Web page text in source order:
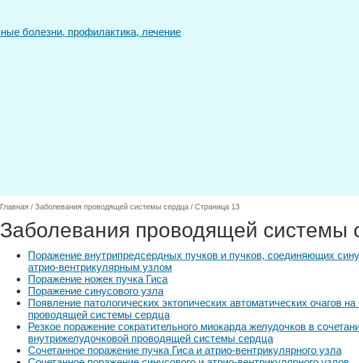
Главная / Заболевания проводящей системы сердца / Страница 13
Заболевания проводящей системы
Поражение внутрипредсердных пучков и пучков, соединяющих
атрио-вентрикулярным узлом
Поражение ножек пучка Гиса
Поражение синусового узла
Появление патологических эктопических автоматических очагов
проводящей системы сердца
Резкое поражение сократительного миокарда желудочков в
внутрижелудочковой проводящей системы сердца
Сочетанное поражение пучка Гиса и атрио-вентрикулярного узла